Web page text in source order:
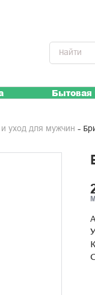
Бытовая
и уход для мужчин